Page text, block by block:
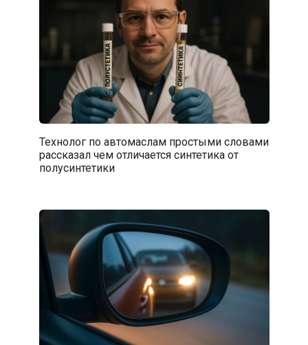
Технолог по автомаслам простыми словами
рассказал чем отличается синтетика от
полусинтетики